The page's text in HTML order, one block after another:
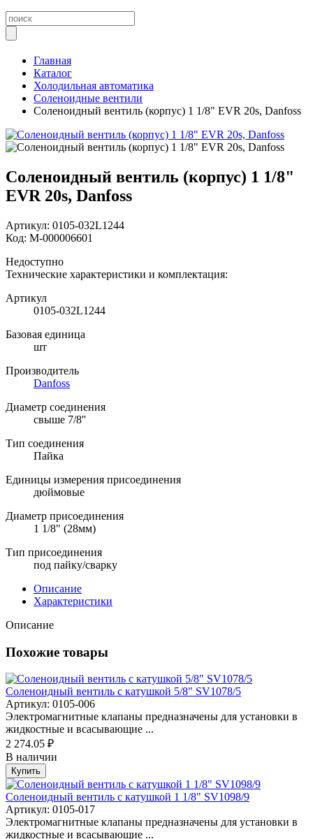
Главная
Каталог
Холодильная автоматика
Соленоидные вентили
Соленоидный вентиль (корпус) 1 1/8" EVR 20s, Danfoss
Соленоидный вентиль (корпус) 1 1/8"
EVR 20s, Danfoss
Артикул: 0105-032L1244
Код: М-000006601
Недоступно
Технические характеристики и комплектация:
Артикул
0105-032L1244
Базовая единица
шт
Производитель
Danfoss
Диаметр соединения
свыше 7/8''
Тип соединения
Пайка
Единицы измерения присоединения
дюймовые
Диаметр присоединения
1 1/8" (28мм)
Тип присоединения
под пайку/сварку
Описание
Характеристики
Описание
Похожие товары
Соленоидный вентиль с катушкой 5/8" SV1078/5
Артикул: 0105-006
Электромагнитные клапаны предназначены для установки в
жидкостные и всасывающие ...
2 274.05 ₽
В наличии
Купить
Соленоидный вентиль с катушкой 1 1/8" SV1098/9
Артикул: 0105-017
Электромагнитные клапаны предназначены для установки в
жидкостные и всасывающие ...